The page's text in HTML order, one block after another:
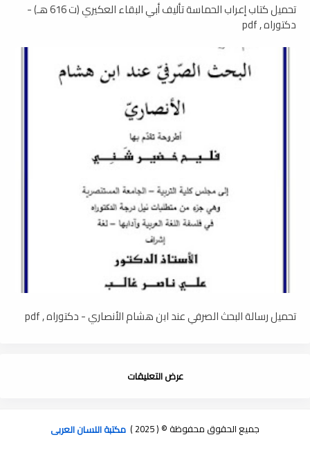
تحميل كتاب إعراب الحماسة تأليف أبي البقاء العكيري (ت 616 هـ) -
دكتوراه , pdf
تحميل رسالة البحث الصرفي عند ابن هشام الأنصاري - دكتوراه , pdf
عرض التعليقات
جميع الحقوق محفوظة © ( 2025 ) مكتبة اللسان العربى